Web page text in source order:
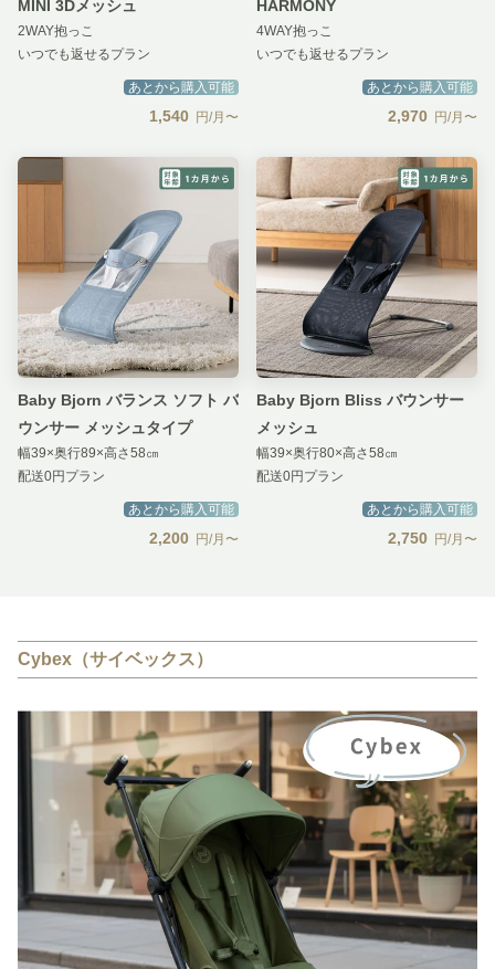
MINI 3Dメッシュ
2WAY抱っこ
いつでも返せるプラン
あとから購入可能
1,540 円/月〜
HARMONY
4WAY抱っこ
いつでも返せるプラン
あとから購入可能
2,970 円/月〜
Baby Bjorn バランス ソフト バ
ウンサー メッシュタイプ
幅39×奥行89×高さ58㎝
配送0円プラン
あとから購入可能
2,200 円/月〜
Baby Bjorn Bliss バウンサー
メッシュ
幅39×奥行80×高さ58㎝
配送0円プラン
あとから購入可能
2,750 円/月〜
Cybex（サイベックス）